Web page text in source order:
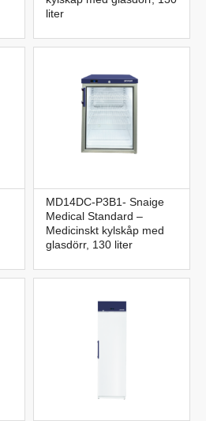
liter
MD14DC-P3B1- Snaige
Medical Standard –
Medicinskt kylskåp med
glasdörr, 130 liter